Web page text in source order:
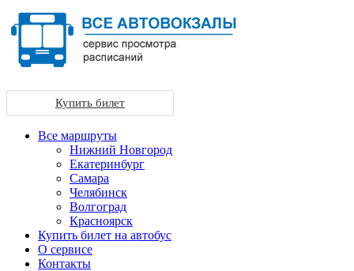
Купить билет
Все маршруты
Нижний Новгород
Екатеринбург
Самара
Челябинск
Волгоград
Красноярск
Купить билет на автобус
О сервисе
Контакты